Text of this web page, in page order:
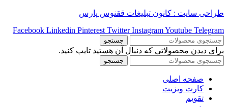
طراحی سایت : کانون تبلیغات ققنوس پارس
Facebook Linkedin Pinterest Twitter InstagramYoutube Telegram
جستجو
برای دیدن محصولاتی که دنبال آن هستید تایپ کنید.
جستجو
صفحه اصلی
کارت ویزیت
تقویم